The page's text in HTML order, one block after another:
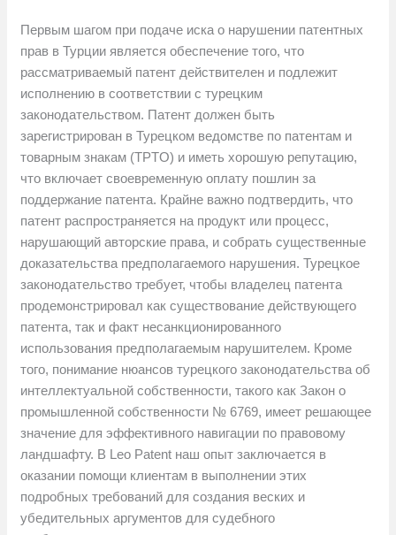
Первым шагом при подаче иска о нарушении патентных
прав в Турции является обеспечение того, что
рассматриваемый патент действителен и подлежит
исполнению в соответствии с турецким
законодательством. Патент должен быть
зарегистрирован в Турецком ведомстве по патентам и
товарным знакам (TPTO) и иметь хорошую репутацию,
что включает своевременную оплату пошлин за
поддержание патента. Крайне важно подтвердить, что
патент распространяется на продукт или процесс,
нарушающий авторские права, и собрать существенные
доказательства предполагаемого нарушения. Турецкое
законодательство требует, чтобы владелец патента
продемонстрировал как существование действующего
патента, так и факт несанкционированного
использования предполагаемым нарушителем. Кроме
того, понимание нюансов турецкого законодательства об
интеллектуальной собственности, такого как Закон о
промышленной собственности № 6769, имеет решающее
значение для эффективного навигации по правовому
ландшафту. В Leo Patent наш опыт заключается в
оказании помощи клиентам в выполнении этих
подробных требований для создания веских и
убедительных аргументов для судебного